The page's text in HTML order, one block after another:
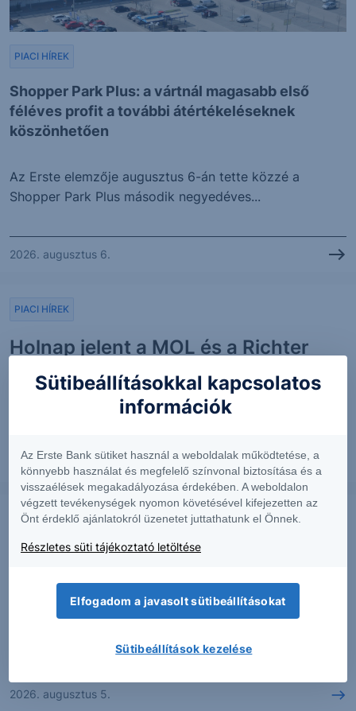
Shopper Park Plus: a vártnál magasabb első
féléves profit a további átértékeléseknek
köszönhetően
PIACI HÍREK
Az Erste elemzője augusztus 6-án tette közzé a
Shopper Park Plus második negyedéves...
2026. augusztus 6.
Holnap jelent a MOL és a Richter
PIACI HÍREK
A MOL és a Richter is reggel teszi közzé 2026. második
negyedéves eredményét.
2026. augusztus 6.
Ma jelent az MTel és az SPP
PIACI HÍREK
A Magyar Telekom és a Shopper Park Plus is ma
tőzsdezárás után teszi közzé 2026. második
2026. augusztus 5.
Sütibeállításokkal kapcsolatos
információk
Az Erste Bank sütiket használ a weboldalak működtetése, a
könnyebb használat és megfelelő színvonal biztosítása és a
visszaélések megakadályozása érdekében. A weboldalon
végzett tevékenységek nyomon követésével kifejezetten az
Önt érdeklő ajánlatokról üzenetet juttathatunk el Önnek.
Részletes süti tájékoztató letöltése
Elfogadom a javasolt sütibeállításokat
Sütibeállítások kezelése